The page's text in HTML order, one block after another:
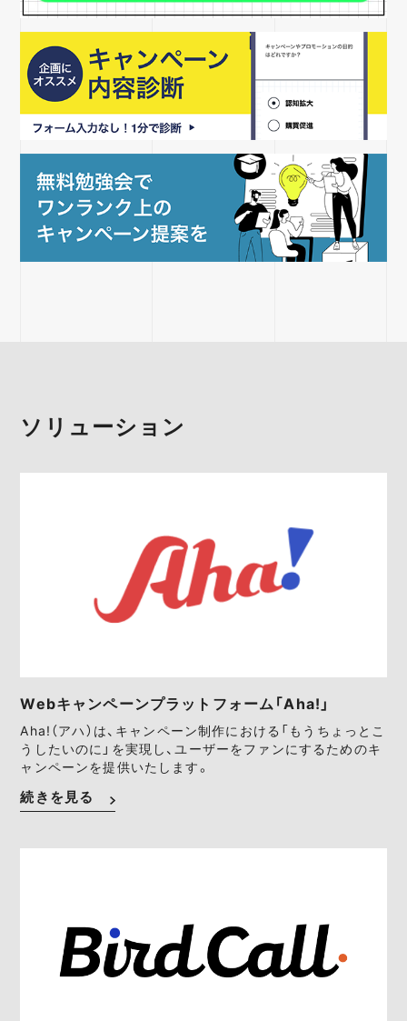
ソリューション
Webキャンペーンプラットフォーム「Aha!」
Aha!（アハ）は、キャンペーン制作における「もうちょっとこ
うしたいのに」を実現し、ユーザーをファンにするためのキ
ャンペーンを提供いたします。
続きを見る